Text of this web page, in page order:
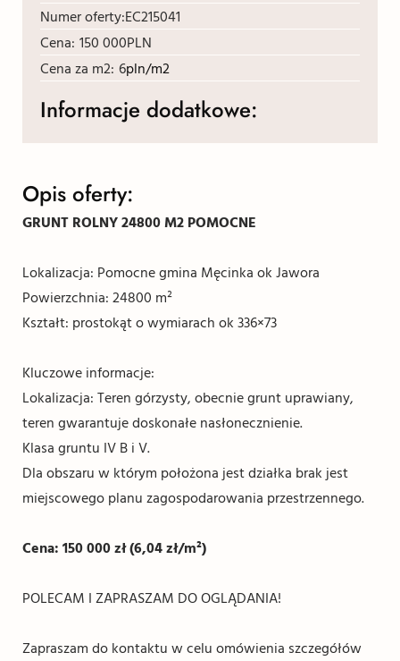
Opis oferty:
GRUNT ROLNY 24800 M2 POMOCNE
Lokalizacja: Pomocne gmina Męcinka ok Jawora
Powierzchnia: 24800 m²
Kształt: prostokąt o wymiarach ok 336×73
Kluczowe informacje:
Lokalizacja: Teren górzysty, obecnie grunt uprawiany,
teren gwarantuje doskonałe nasłonecznienie.
Klasa gruntu IV B i V.
Dla obszaru w którym położona jest działka brak jest
miejscowego planu zagospodarowania przestrzennego.
Cena: 150 000 zł (6,04 zł/m²)
POLECAM I ZAPRASZAM DO OGLĄDANIA!
Zapraszam do kontaktu w celu omówienia szczegółów
Numer oferty:EC215041
Cena: 150 000PLN
Cena za m2: 6pln/m2
Informacje dodatkowe: